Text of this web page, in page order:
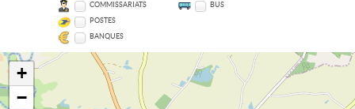
COMMISSARIATS
POSTES
BANQUES
BUS
+
−